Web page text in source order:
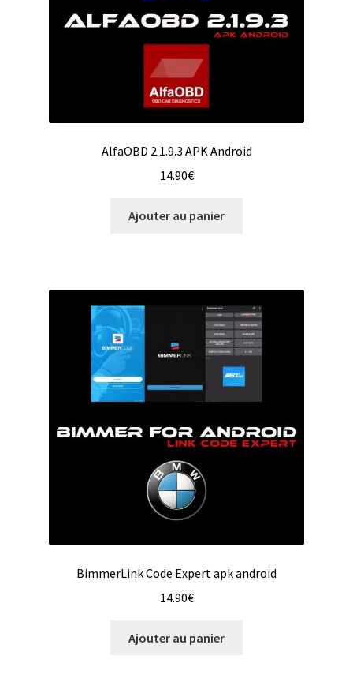
AlfaOBD 2.1.9.3 APK Android
14.90€
Ajouter au panier
BimmerLink Code Expert apk android
14.90€
Ajouter au panier